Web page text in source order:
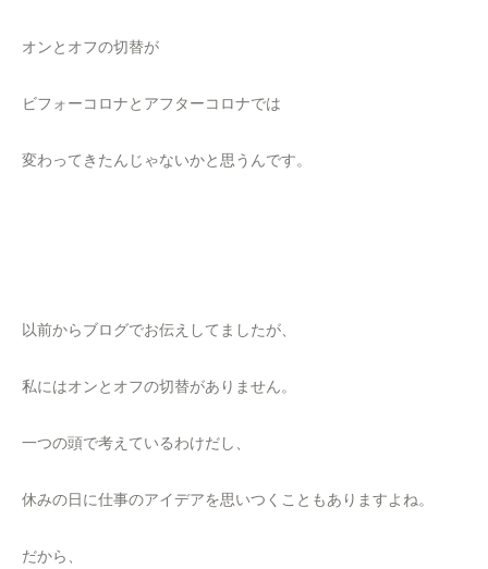
オンとオフの切替が
ビフォーコロナとアフターコロナでは
変わってきたんじゃないかと思うんです。
以前からブログでお伝えしてましたが、
私にはオンとオフの切替がありません。
一つの頭で考えているわけだし、
休みの日に仕事のアイデアを思いつくこともありますよね。
だから、